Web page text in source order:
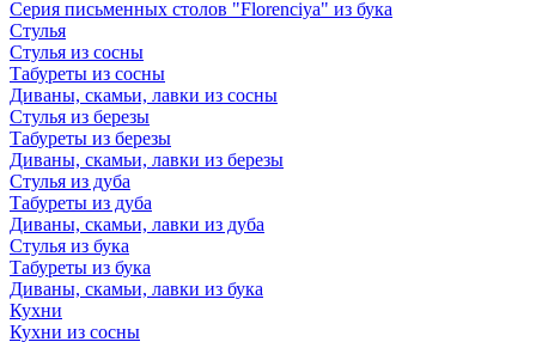
Серия письменных столов "Florenciya" из бука
Стулья
Стулья из сосны
Табуреты из сосны
Диваны, скамьи, лавки из сосны
Стулья из березы
Табуреты из березы
Диваны, скамьи, лавки из березы
Стулья из дуба
Табуреты из дуба
Диваны, скамьи, лавки из дуба
Стулья из бука
Табуреты из бука
Диваны, скамьи, лавки из бука
Кухни
Кухни из сосны